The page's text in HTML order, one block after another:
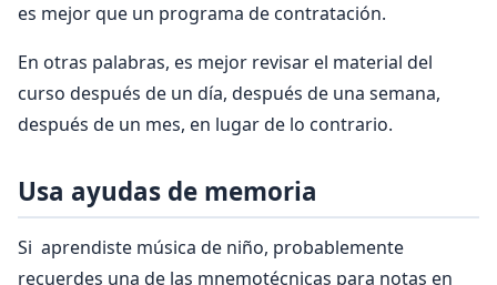
es mejor que un programa de contratación.
En otras palabras, es mejor revisar el material del
curso después de un día, después de una semana,
después de un mes, en lugar de lo contrario.
Usa ayudas de memoria
Si aprendiste música de niño, probablemente
recuerdes una de las mnemotécnicas para notas en